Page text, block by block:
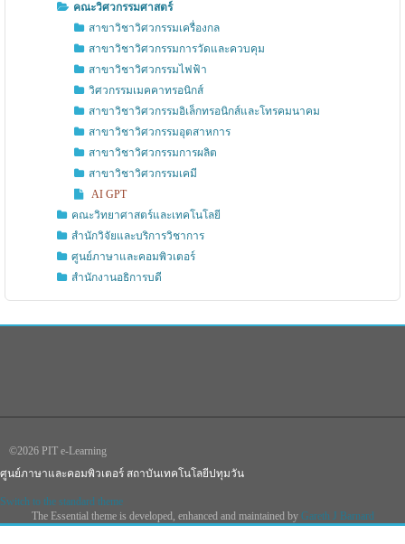
คณะวิศวกรรมศาสตร์
สาขาวิชาวิศวกรรมเครื่องกล
สาขาวิชาวิศวกรรมการวัดและควบคุม
สาขาวิชาวิศวกรรมไฟฟ้า
วิศวกรรมเมคคาทรอนิกส์
สาขาวิชาวิศวกรรมอิเล็กทรอนิกส์และโทรคมนาคม
สาขาวิชาวิศวกรรมอุตสาหการ
สาขาวิชาวิศวกรรมการผลิต
สาขาวิชาวิศวกรรมเคมี
AI GPT
คณะวิทยาศาสตร์และเทคโนโลยี
สำนักวิจัยและบริการวิชาการ
ศูนย์ภาษาและคอมพิวเตอร์
สำนักงานอธิการบดี
©2026 PIT e-Learning
ศูนย์ภาษาและคอมพิวเตอร์ สถาบันเทคโนโลยีปทุมวัน
Switch to the standard theme
The Essential theme is developed, enhanced and maintained by Gareth J Barnard